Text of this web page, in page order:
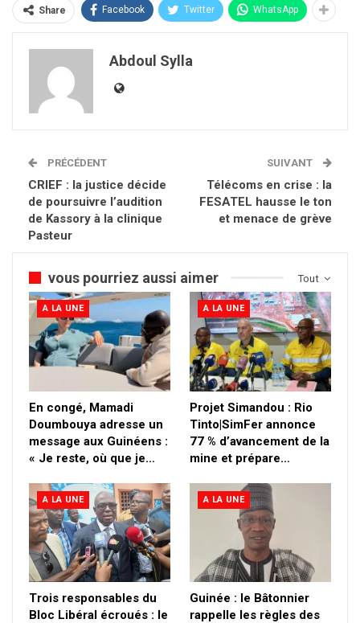
Share Facebook Twitter WhatsApp
Abdoul Sylla
PRÉCÉDENT
CRIEF : la justice décide
de poursuivre l’audition
de Kassory à la clinique
Pasteur
SUIVANT
Télécoms en crise : la
FESATEL hausse le ton
et menace de grève
Tout
vous pourriez aussi aimer
A LA UNE
En congé, Mamadi
Doumbouya adresse un
message aux Guinéens :
« Je reste, où que je…
A LA UNE
Projet Simandou : Rio
Tinto|SimFer annonce
77 % d’avancement de la
mine et prépare…
A LA UNE
Trois responsables du
Bloc Libéral écroués : le
A LA UNE
Guinée : le Bâtonnier
rappelle les règles des